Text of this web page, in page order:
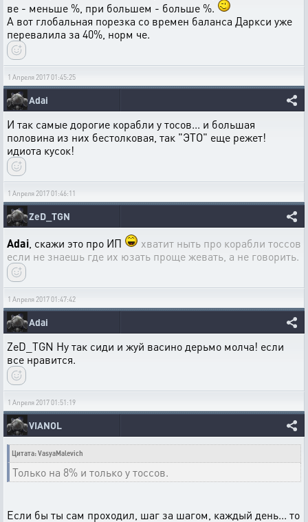
ве - меньше %, при большем - больше %.
А вот глобальная порезка со времен баланса Даркси уже
перевалила за 40%, норм че.
1 Апреля 2017 01:45:25
Adai
И так самые дорогие корабли у тосов... и большая
половина из них бестолковая, так "ЭТО" еще режет!
идиота кусок!
1 Апреля 2017 01:46:11
ZeD_TGN
Adai , скажи это про ИП
хватит ныть про корабли тоссов
если не знаешь где их юзать проще жевать, а не говорить.
1 Апреля 2017 01:47:42
Adai
ZeD_TGN Ну так сиди и жуй васино дерьмо молча! если
все нравится.
1 Апреля 2017 01:51:19
VIANOL
Цитата: VasyaMalevich
Только на 8% и только у тоссов.
Если бы ты сам проходил, шаг за шагом, каждый день... то